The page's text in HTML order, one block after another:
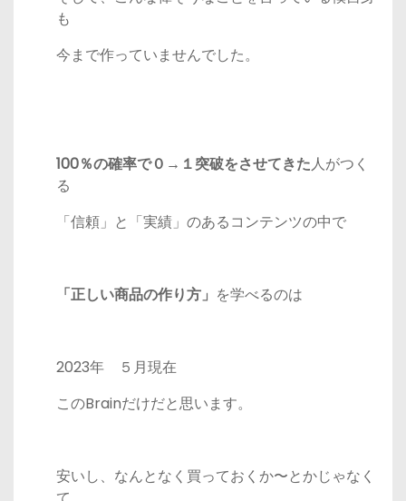
も
今まで作っていませんでした。
100％の確率で０→１突破をさせてきた人がつく
る
「信頼」と「実績」のあるコンテンツの中で
「正しい商品の作り方」 を学べるのは
2023年 ５月現在
このBrainだけだと思います。
安いし、なんとなく買っておくか〜とかじゃなく